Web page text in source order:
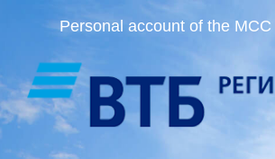
Personal account of the MCC